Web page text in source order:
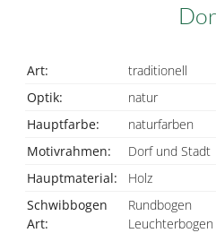
Art:
traditionell
Optik:
natur
Hauptfarbe:
naturfarben
Motivrahmen:
Dorf und Stadt
Hauptmaterial:
Holz
Schwibbogen
Art:
Rundbogen
Leuchterbogen